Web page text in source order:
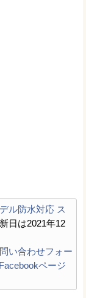
ル防水対応 ス
日は2021年12
問い合わせフォー
ページ